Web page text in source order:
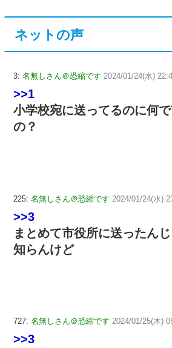
ネットの声
3: 名無しさん＠恐縮です 2024/01/24(水)
>>1
小学校宛に送ってるのに何
の？
225: 名無しさん＠恐縮です 2024/01/24(水)
>>3
まとめて市役所に送ったん
知らんけど
727: 名無しさん＠恐縮です 2024/01/25(木)
>>3